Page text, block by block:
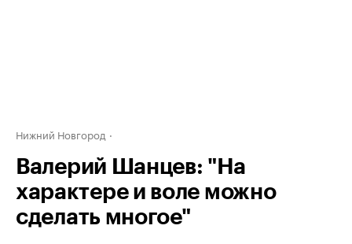
Нижний Новгород
Валерий Шанцев: "На
характере и воле можно
сделать многое"